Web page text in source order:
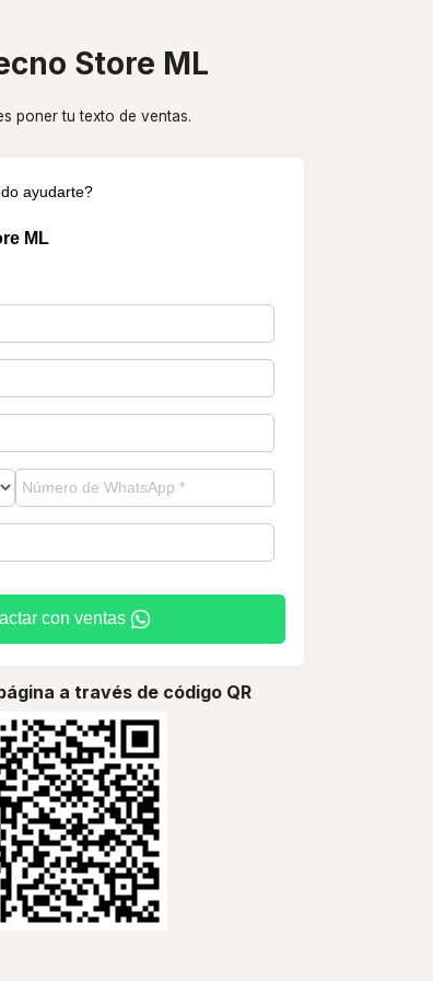
Store ML
poner tu texto de ventas.
ayudarte?
ML
con ventas
a través de código QR